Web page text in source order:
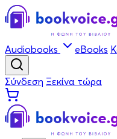
Audiobooks eBooks
Σύνδεση Ξεκίνα τώρα